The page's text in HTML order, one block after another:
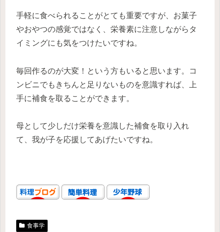
手軽に食べられることがとても重要ですが、お菓子
やおやつの感覚ではなく、栄養素に注意しながらタ
イミングにも気をつけたいですね。
毎回作るのが大変！という方もいると思います。コ
ンビニでもきちんと足りないものを意識すれば、上
手に補食を取ることができます。
母として少しだけ栄養を意識した補食を取り入れ
て、我が子を応援してあげたいですね。
食事学